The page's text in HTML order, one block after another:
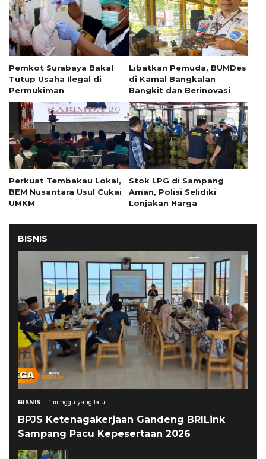
Pemkot Surabaya Bakal
Tutup Usaha Ilegal di
Permukiman
Libatkan Pemuda, BUMDes
di Kamal Bangkalan
Bangkit dan Berinovasi
Perkuat Tembakau Lokal,
BEM Nusantara Usul Cukai
UMKM
Stok LPG di Sampang
Aman, Polisi Selidiki
Lonjakan Harga
BISNIS
BISNIS 1 minggu yang lalu
BPJS Ketenagakerjaan Gandeng BRILink
Sampang Pacu Kepesertaan 2026